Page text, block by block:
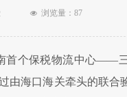
首个保税物流中心——
由海口海关牵头的联合
넶 浏览量： 87